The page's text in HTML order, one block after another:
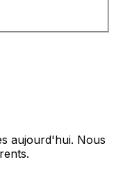
aujourd'hui. Nous